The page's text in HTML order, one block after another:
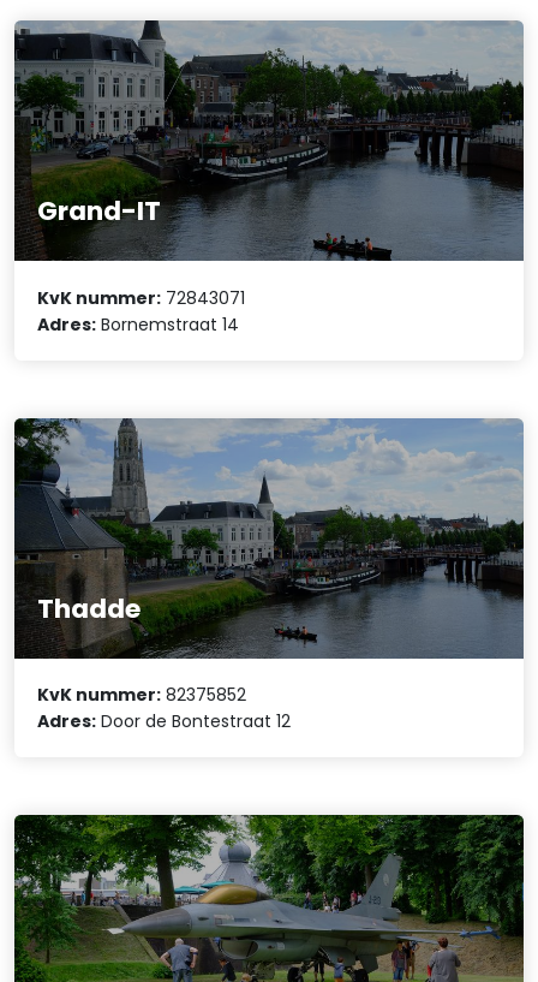
Grand-IT
KvK nummer: 72843071
Adres: Bornemstraat 14
Thadde
KvK nummer: 82375852
Adres: Door de Bontestraat 12